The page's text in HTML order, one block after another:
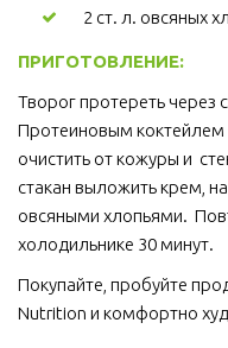
2 ст. л. овсяных
ПРИГОТОВЛЕНИЕ:
Творог протереть через
Протеиновым
очистить от кожуры и
стакан выложить крем,
овсяными хлопьями.
холодильнике 30 минут.
Покупайте, пробуйте
Nutrition и комфортно